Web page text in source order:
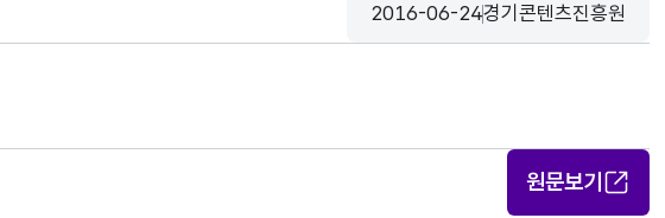
등록일
2016-06-24
수집기관
경기콘텐츠진흥원
원문보기